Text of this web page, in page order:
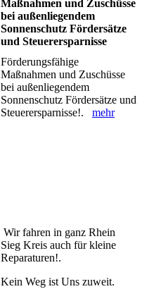
Maßnahmen und Zuschüsse
bei außenliegendem
Sonnenschutz Fördersätze
und Steuerersparnisse
Förderungsfähige
Maßnahmen und Zuschüsse
bei außenliegendem
Sonnenschutz Fördersätze und
Steuerersparnisse!.mehr
Wir fahren in ganz Rhein
Sieg Kreis auch für kleine
Reparaturen!.
Kein Weg ist Uns zuweit.